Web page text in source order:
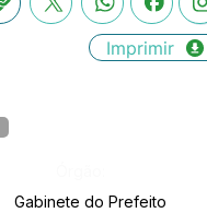
Imprimir
Gabinete do Prefeito